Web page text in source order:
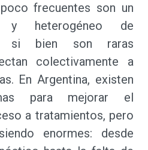
frecuentes son un
y heterogéneo de
si bien son raras
colectivamente a
En Argentina, existen
para mejorar el
a tratamientos, pero
enormes: desde